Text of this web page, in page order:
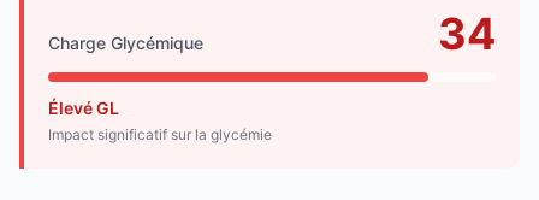
Charge Glycémique 34
Élevé GL
Impact significatif sur la glycémie